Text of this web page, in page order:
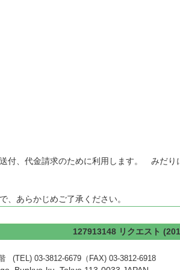
、代金請求のために利用します。 みだり
あらかじめご了承ください。
127913148 リクエスト
(TEL) 03-3812-6679（FAX) 03-3812-6918